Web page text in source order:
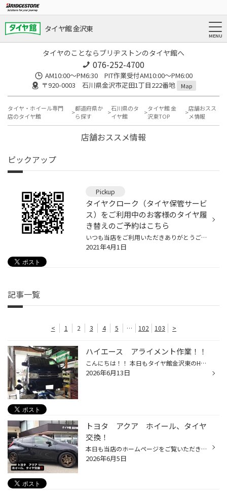
タイヤ館 金沢東
タイヤのことならブリヂストンのタイヤ館へ
076-252-4700
AM10:00～PM6:30 PIT作業受付AM10:00～PM6:00
〒920-0003 石川県金沢市疋田1丁目222番地
Map
タイヤ・ホイール専門
店のタイヤ館
都道府県か
ら探す
石川県のタ
イヤ館
タイヤ館 金
沢東TOP
店舗おスス
メ情報
店舗おススメ情報
ピックアップ
Pickup
タイヤクローク（タイヤ保管サービ
ス）をご利用中のお客様のタイヤ履
き替えのご予約はこちら
いつも当店をご利用いただきありがとうございます。 タイヤクロークをご利用のお客様のご予約はこちらのサイトからになります。 http://www.ts-tsubata.com/reservation/index.html 『店舗を選択』で『タイヤ館金沢東』を選び進んでください。 店舗とは別の倉庫保管になっておりますので 交換希望日...
2021年4月1日
記事一覧
< 1 2 3 4 5 … 102 103 >
ハイエース アライメント作業！！
こんにちは！！ 本日もタイヤ館金沢東のHPをご覧頂きありがとうございます。 本日の作業は トヨタ『ハイエース』アライメント作業！！ 今回は足廻りリフレッシュに伴い、アライメント調整致しました。 ショックやブッシュ類など交換した後は、どうしても各部の位置関係がずれてしまうため ハンドル...
2026年6月13日
トヨタ アクア ホイール、タイヤ
交換！
本日も当店のホームページをご覧いただきありがとうございます！ 今日の作業内容はホイール交換及びタイヤ交換でした。 ホイールはRAYSのVOLK RACING『TE37 SONIC』 タイヤはBrigestoneのREGNO GR-XⅢ お客様は今まで鉄ホイールを付けていたため、ドレスアップ目的ということでご購入されました。 た...
2026年6月5日